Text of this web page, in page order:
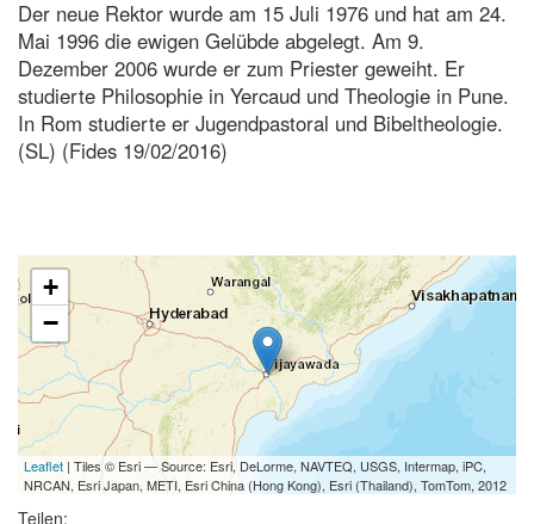
Der neue Rektor wurde am 15 Juli 1976 und hat am 24.
Mai 1996 die ewigen Gelübde abgelegt. Am 9.
Dezember 2006 wurde er zum Priester geweiht. Er
studierte Philosophie in Yercaud und Theologie in Pune.
In Rom studierte er Jugendpastoral und Bibeltheologie.
(SL) (Fides 19/02/2016)
+
−
Leaflet | Tiles © Esri — Source: Esri, DeLorme, NAVTEQ, USGS, Intermap, iPC,
NRCAN, Esri Japan, METI, Esri China (Hong Kong), Esri (Thailand), TomTom, 2012
Teilen: